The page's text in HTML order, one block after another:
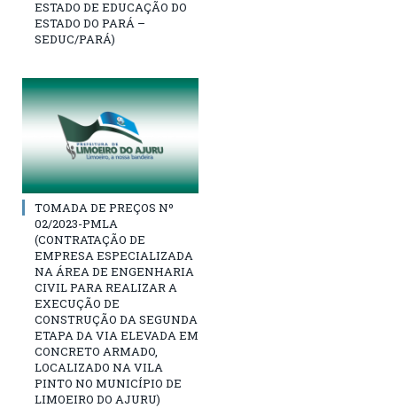
ESTADO DE EDUCAÇÃO DO
ESTADO DO PARÁ –
SEDUC/PARÁ)
TOMADA DE PREÇOS Nº
02/2023-PMLA
(CONTRATAÇÃO DE
EMPRESA ESPECIALIZADA
NA ÁREA DE ENGENHARIA
CIVIL PARA REALIZAR A
EXECUÇÃO DE
CONSTRUÇÃO DA SEGUNDA
ETAPA DA VIA ELEVADA EM
CONCRETO ARMADO,
LOCALIZADO NA VILA
PINTO NO MUNICÍPIO DE
LIMOEIRO DO AJURU)